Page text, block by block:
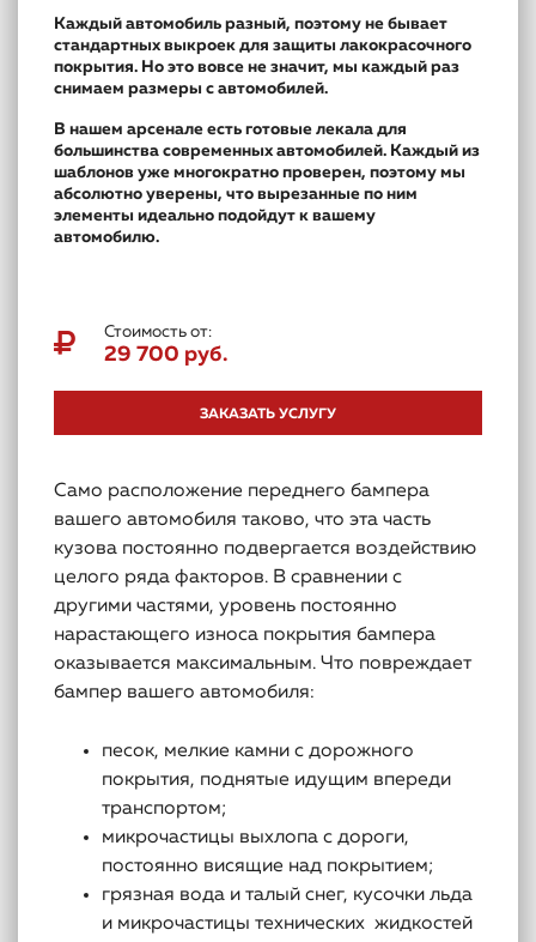
Каждый автомобиль разный, поэтому не бывает
стандартных выкроек для защиты лакокрасочного
покрытия. Но это вовсе не значит, мы каждый раз
снимаем размеры с автомобилей.
В нашем арсенале есть готовые лекала для
большинства современных автомобилей. Каждый из
шаблонов уже многократно проверен, поэтому мы
абсолютно уверены, что вырезанные по ним
элементы идеально подойдут к вашему
автомобилю.
Стоимость от:
29 700 руб.
ЗАКАЗАТЬ УСЛУГУ
Само расположение переднего бампера
вашего автомобиля таково, что эта часть
кузова постоянно подвергается воздействию
целого ряда факторов. В сравнении с
другими частями, уровень постоянно
нарастающего износа покрытия бампера
оказывается максимальным. Что повреждает
бампер вашего автомобиля:
песок, мелкие камни с дорожного
покрытия, поднятые идущим впереди
транспортом;
микрочастицы выхлопа с дороги,
постоянно висящие над покрытием;
грязная вода и талый снег, кусочки льда
и микрочастицы технических жидкостей